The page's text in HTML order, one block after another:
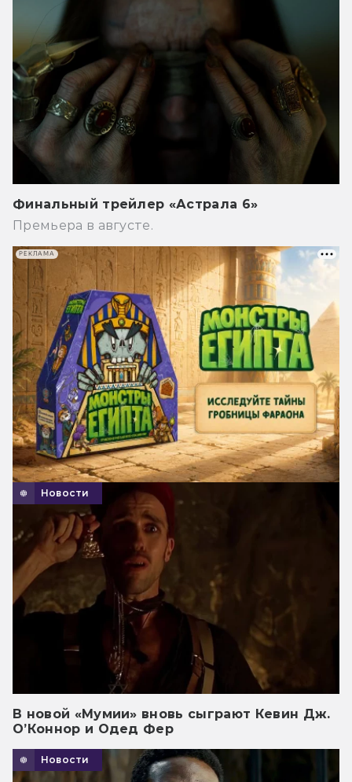
Финальный трейлер «Астрала 6»
Премьера в августе.
Новости
В новой «Мумии» вновь сыграют Кевин Дж.
О’Коннор и Одед Фер
Новости
РЕКЛАМА